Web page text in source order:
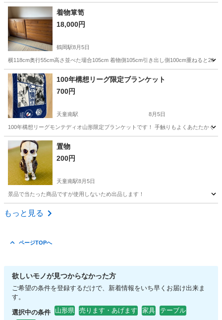
山形 米沢市 米沢駅
着物箪笥
18,000円
鶴岡駅8月5日
横118cm奥行55cm高さ並べた場合105cm 着物側105cm引き出し側100cm重ねると
山形 鶴岡市 鶴岡駅 収納家具 箪笥
100年構想リーグ限定ブランケット
700円
天童南駅 8月5日
100年構想リーグモンテディオ山形限定ブランケットです！ 手触りもよくあたたかく
山形 天童市 天童南駅
置物
200円
天童南駅8月5日
景品で当たった商品ですが使用しないため出品します！
山形 天童市
もっと見る
ページTOPへ
欲しいモノが見つからなかった方
ご希望の条件を登録するだけで、新着情報をいち早くお届け出来ま
す。
選択中の条件 山形県 売ります・あげます 家具
テーブル